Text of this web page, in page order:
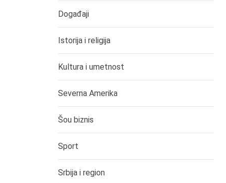
Događaji
Istorija i religija
Kultura i umetnost
Severna Amerika
Šou biznis
Sport
Srbija i region